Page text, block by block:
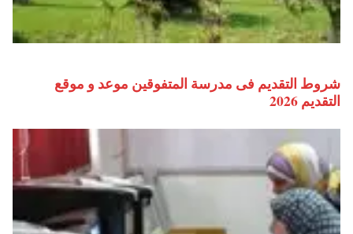
شروط التقديم فى مدرسة المتفوقين موعد و موقع
التقديم 2026